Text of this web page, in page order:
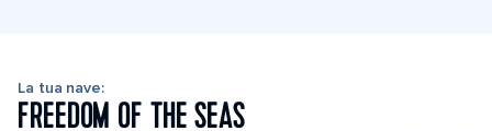
La tua nave:
FREEDOM OF THE SEAS